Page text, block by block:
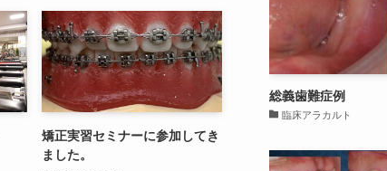
矯正実習セミナーに参加してき
ました。
総義歯難症例
臨床アラカルト